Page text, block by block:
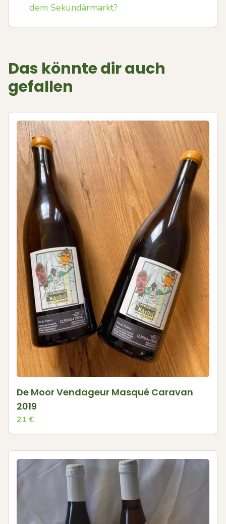
dem Sekundärmarkt?
Das könnte dir auch
gefallen
De Moor Vendageur Masqué Caravan
2019
21 €